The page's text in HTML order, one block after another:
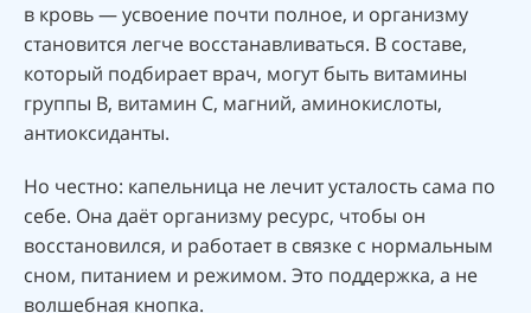
в кровь — усвоение почти полное, и организму
становится легче восстанавливаться. В составе,
который подбирает врач, могут быть витамины
группы B, витамин C, магний, аминокислоты,
антиоксиданты.
Но честно: капельница не лечит усталость сама по
себе. Она даёт организму ресурс, чтобы он
восстановился, и работает в связке с нормальным
сном, питанием и режимом. Это поддержка, а не
волшебная кнопка.